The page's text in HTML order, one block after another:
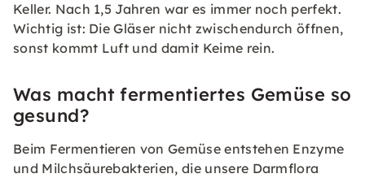
Keller. Nach 1,5 Jahren war es immer noch perfekt.
Wichtig ist: Die Gläser nicht zwischendurch öffnen,
sonst kommt Luft und damit Keime rein.
Was macht fermentiertes Gemüse so
gesund?
Beim Fermentieren von Gemüse entstehen Enzyme
und Milchsäurebakterien, die unsere Darmflora